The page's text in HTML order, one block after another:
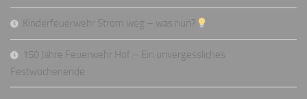
Kinderfeuerwehr Strom weg – was nun?
150 Jahre Feuerwehr Hof – Ein unvergessliches
Festwochenende